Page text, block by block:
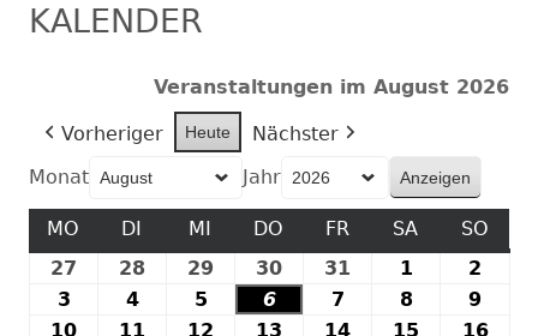
KALENDER
Veranstaltungen im August 2026
Vorheriger Heute
Nächster
Monat
Jahr
MO MONTAG
DI DIENSTAG
MI MITTWOCH
DO DONNERSTAG
FR FREITAG
SA SAMSTAG
SO
27
2026
28
2026
29
2026
30
2026
31
2026
1
August
2026
2
2026
3
August
44.
August
5
August
66.
August
7
August
88.
August
9
10 11 12 13 14 15 1616.